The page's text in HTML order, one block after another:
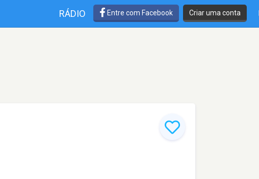
RÁDIO Entre com Facebook Criar uma conta